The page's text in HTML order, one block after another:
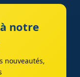
notre
nouveautés,